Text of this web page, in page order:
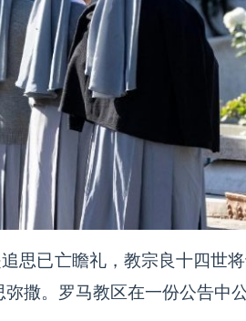
思已亡瞻礼，教宗良十四世
弥撒。罗马教区在一份公告中